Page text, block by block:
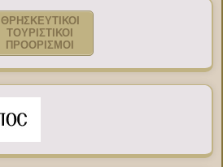
ΘΡΗΣΚΕΥΤΙΚΟΙ
ΤΟΥΡΙΣΤΙΚΟΙ
ΠΡΟΟΡΙΣΜΟΙ